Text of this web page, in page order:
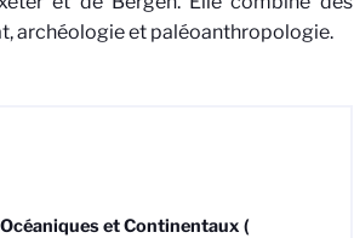
archéologie et paléoanthropologie.
et Continentaux (